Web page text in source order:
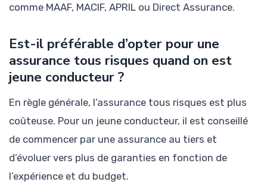
comme MAAF, MACIF, APRIL ou Direct Assurance.
Est-il préférable d’opter pour une
assurance tous risques quand on est
jeune conducteur ?
En règle générale, l’assurance tous risques est plus
coûteuse. Pour un jeune conducteur, il est conseillé
de commencer par une assurance au tiers et
d’évoluer vers plus de garanties en fonction de
l’expérience et du budget.